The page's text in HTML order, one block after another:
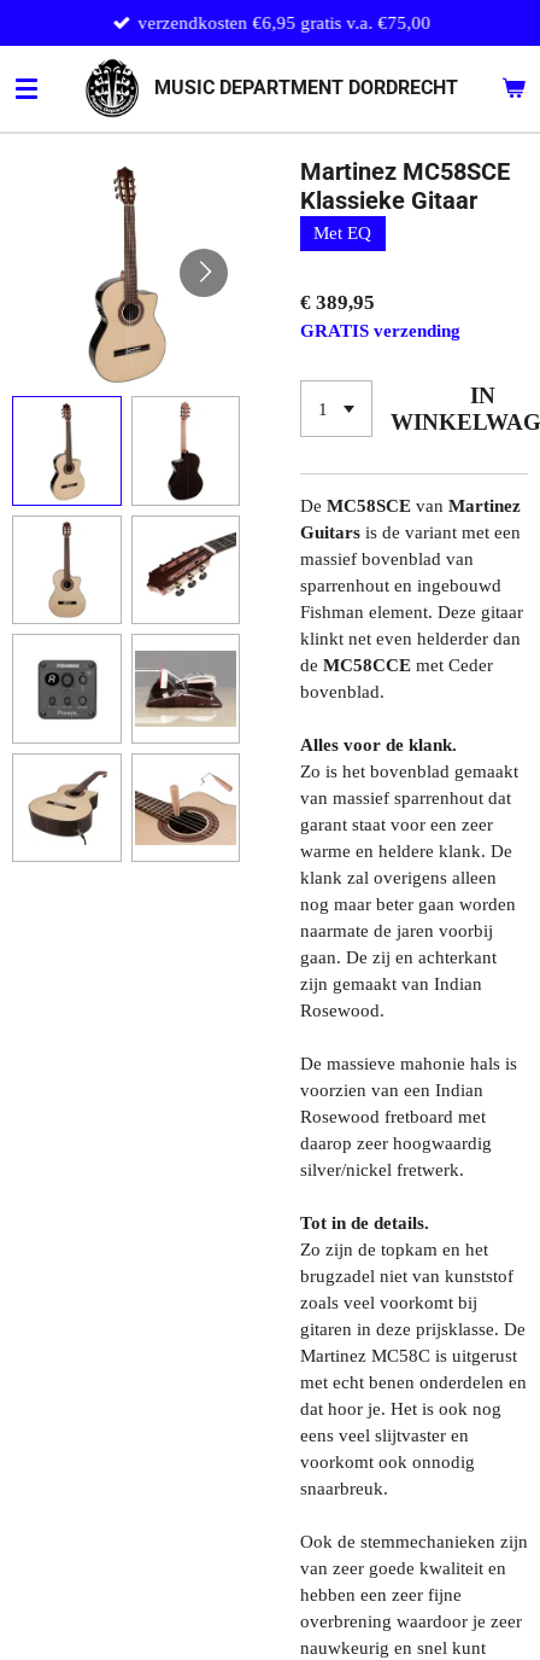
direct
naar
de
hoofdinhoud
MUSIC DEPARTMENT DORDRECHT
verzendkosten €6,95 gratis v.a. €75,00
Martinez MC58SCE
Klassieke Gitaar
Met EQ
€ 389,95
GRATIS verzending
IN
De MC58SCE van Martinez
Guitars is de variant met een
massief bovenblad van
sparrenhout en ingebouwd
Fishman element. Deze gitaar
klinkt net even helderder dan
de MC58CCE met Ceder
bovenblad.
Alles voor de klank.
Zo is het bovenblad gemaakt
van massief sparrenhout dat
garant staat voor een zeer
warme en heldere klank. De
klank zal overigens alleen
nog maar beter gaan worden
naarmate de jaren voorbij
gaan. De zij en achterkant
zijn gemaakt van Indian
Rosewood.
De massieve mahonie hals is
voorzien van een Indian
Rosewood fretboard met
daarop zeer hoogwaardig
silver/nickel fretwerk.
Tot in de details.
Zo zijn de topkam en het
brugzadel niet van kunststof
zoals veel voorkomt bij
gitaren in deze prijsklasse. De
Martinez MC58C is uitgerust
met echt benen onderdelen en
dat hoor je. Het is ook nog
eens veel slijtvaster en
voorkomt ook onnodig
snaarbreuk.
Ook de stemmechanieken zijn
van zeer goede kwaliteit en
hebben een zeer fijne
overbrening waardoor je zeer
nauwkeurig en snel kunt